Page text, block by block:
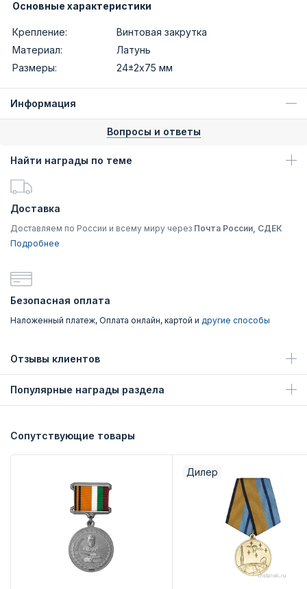
Основные характеристики
Крепление:
Винтовая закрутка
Материал:
Латунь
Размеры:
24±2х75 мм
Информация
Вопросы и ответы
Найти награды по теме
Доставка
Доставляем по России и всему миру через Почта России, СДЕК
Подробнее
Безопасная оплата
Наложенный платеж, Оплата онлайн, картой и другие способы
Отзывы клиентов
Популярные награды раздела
Сопутствующие товары
Дилер